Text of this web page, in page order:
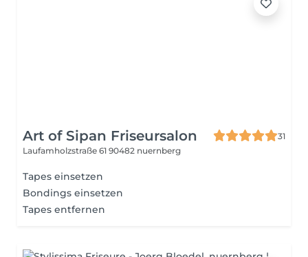
Art of Sipan Friseursalon
31
Laufamholzstraße 61 90482 nuernberg
Tapes einsetzen
Bondings einsetzen
Tapes entfernen